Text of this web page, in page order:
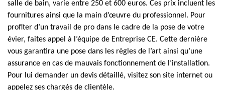
salle de bain, varie entre 250 et 600 euros. Ces prix incluent les
fournitures ainsi que la main d’œuvre du professionnel. Pour
profiter d’un travail de pro dans le cadre de la pose de votre
évier, faites appel à l’équipe de Entreprise CE. Cette dernière
vous garantira une pose dans les règles de l’art ainsi qu’une
assurance en cas de mauvais fonctionnement de l’installation.
Pour lui demander un devis détaillé, visitez son site internet ou
appelez ses chargés de clientèle.